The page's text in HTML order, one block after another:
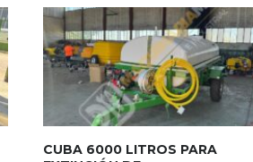
CUBA 6000 LITROS PARA